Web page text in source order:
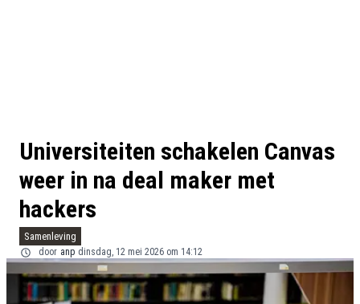
Universiteiten schakelen Canvas
weer in na deal maker met
hackers
Samenleving
door anp dinsdag, 12 mei 2026 om 14:12